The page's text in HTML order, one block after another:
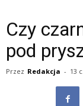
Czy
pod
Przez Redakcja - 13